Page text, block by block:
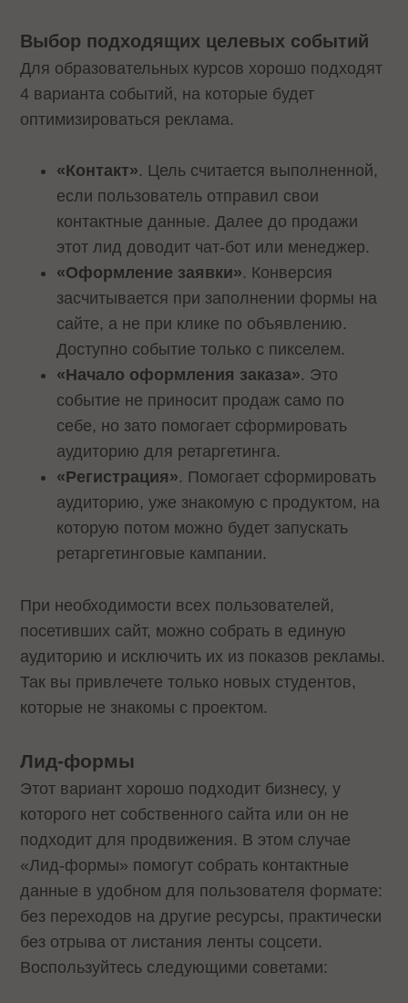
Выбор подходящих целевых событий
Для образовательных курсов хорошо подходят
4 варианта событий, на которые будет
оптимизироваться реклама.
«Контакт». Цель считается выполненной,
если пользователь отправил свои
контактные данные. Далее до продажи
этот лид доводит чат-бот или менеджер.
«Оформление заявки». Конверсия
засчитывается при заполнении формы на
сайте, а не при клике по объявлению.
Доступно событие только с пикселем.
«Начало оформления заказа». Это
событие не приносит продаж само по
себе, но зато помогает сформировать
аудиторию для ретаргетинга.
«Регистрация». Помогает сформировать
аудиторию, уже знакомую с продуктом, на
которую потом можно будет запускать
ретаргетинговые кампании.
При необходимости всех пользователей,
посетивших сайт, можно собрать в единую
аудиторию и исключить их из показов рекламы.
Так вы привлечете только новых студентов,
которые не знакомы с проектом.
Лид-формы
Этот вариант хорошо подходит бизнесу, у
которого нет собственного сайта или он не
подходит для продвижения. В этом случае
«Лид-формы» помогут собрать контактные
данные в удобном для пользователя формате:
без переходов на другие ресурсы, практически
без отрыва от листания ленты соцсети.
Воспользуйтесь следующими советами: